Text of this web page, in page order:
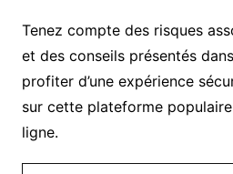
Tenez compte des risques
et des conseils présentés
profiter d’une expérience
sur cette plateforme
ligne.